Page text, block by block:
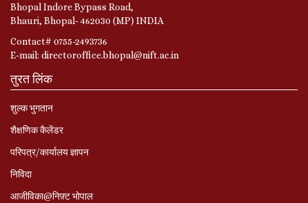
Bhopal Indore Bypass Road,
Bhauri, Bhopal- 462030 (MP) INDIA
Contact# 0755-2493736
E-mail: directoroffice.bhopal@nift.ac.in
तुरत लिंक
शुल्क भुगतान
शैक्षणिक कैलेंडर
परिपत्र/कार्यालय ज्ञापन
निविदा
आजीविका@निफ़्ट भोपाल